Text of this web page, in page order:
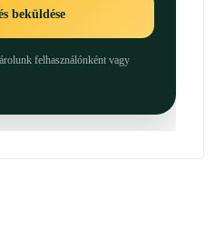
beküldése
felhasználónként vagy